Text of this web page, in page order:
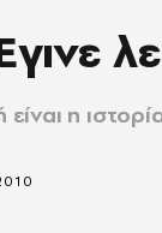
είναι η